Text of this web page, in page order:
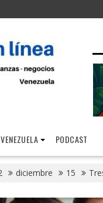
PODCAST
diciembre 15